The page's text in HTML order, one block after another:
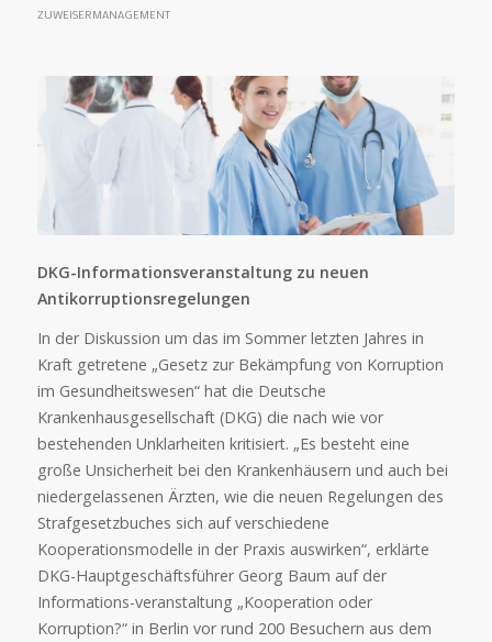
ZUWEISERMANAGEMENT
DKG-Informationsveranstaltung zu neuen
Antikorruptionsregelungen
In der Diskussion um das im Sommer letzten Jahres in
Kraft getretene „Gesetz zur Bekämpfung von Korruption
im Gesundheitswesen“ hat die Deutsche
Krankenhausgesellschaft (DKG) die nach wie vor
bestehenden Unklarheiten kritisiert. „Es besteht eine
große Unsicherheit bei den Krankenhäusern und auch bei
niedergelassenen Ärzten, wie die neuen Regelungen des
Strafgesetzbuches sich auf verschiedene
Kooperationsmodelle in der Praxis auswirken“, erklärte
DKG-Hauptgeschäftsführer Georg Baum auf der
Informations-veranstaltung „Kooperation oder
Korruption?“ in Berlin vor rund 200 Besuchern aus dem